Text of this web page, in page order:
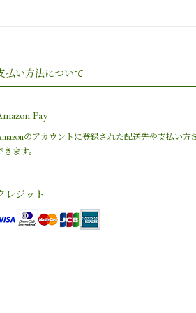
払い方法について
Pay
のアカウントに登録された配送先や支払い方
きます。
レジット